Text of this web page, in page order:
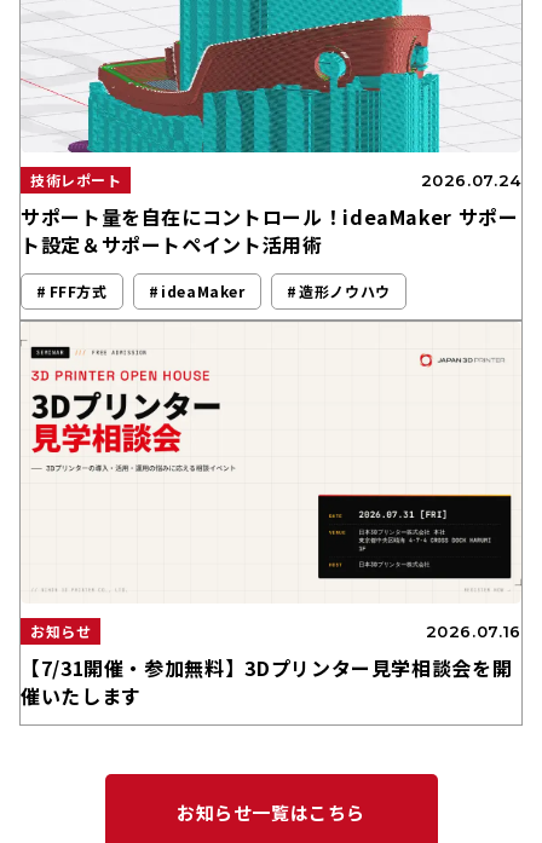
技術レポート 2026.07.24
サポート量を自在にコントロール！ideaMaker サポー
ト設定＆サポートペイント活用術
FFF方式 ideaMaker 造形ノウハウ
お知らせ 2026.07.16
【7/31開催・参加無料】3Dプリンター見学相談会を開
催いたします
お知らせ一覧はこちら